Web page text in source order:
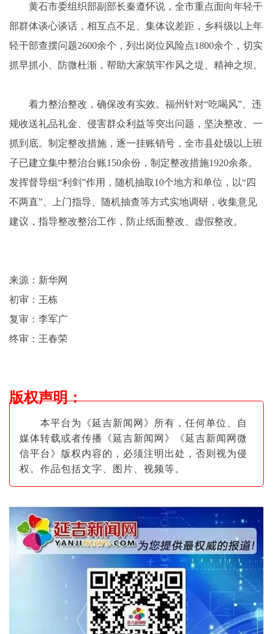
黄石市委组织部副部长秦遵怀说，全市重点面向年轻干
部群体谈心谈话，相互点不足、集体议差距，乡科级以上年
轻干部查摆问题2600余个，列出岗位风险点1800余个，切实
抓早抓小、防微杜渐，帮助大家筑牢作风之堤、精神之坝。
着力整治整改，确保改有实效。福州针对“吃喝风”、违
规收送礼品礼金、侵害群众利益等突出问题，坚决整改、一
抓到底。制定整改措施，逐一挂账销号，全市县处级以上班
子已建立集中整治台账150余份，制定整改措施1920余条。
发挥督导组“利剑”作用，随机抽取10个地方和单位，以“四
不两直”、上门指导、随机抽查等方式实地调研，收集意见
建议，指导整改整治工作，防止纸面整改、虚假整改。
来源：新华网
初审：王栋
复审：李军广
终审：王春荣
版权声明：
本平台为《延吉新闻网》所有，任何单位、自
媒体转载或者传播《延吉新闻网》《延吉新闻网微
信平台》版权内容的，必须注明出处，否则视为侵
权。作品包括文字、图片 、视频等。